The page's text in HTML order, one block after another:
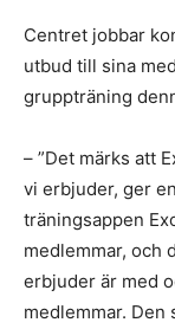
Centret jobbar
utbud till sina
gruppträning
– ”Det märks att
vi erbjuder, ger
träningsappen
medlemmar, och
erbjuder är med
medlemmar.